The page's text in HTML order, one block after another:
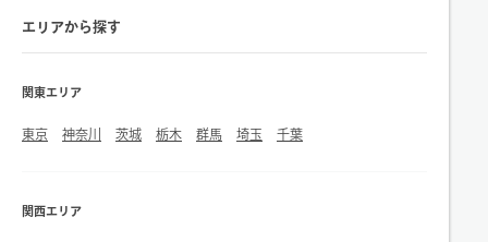
エリアから探す
関東エリア
東京 神奈川 茨城 栃木 群馬 埼玉 千葉
関西エリア